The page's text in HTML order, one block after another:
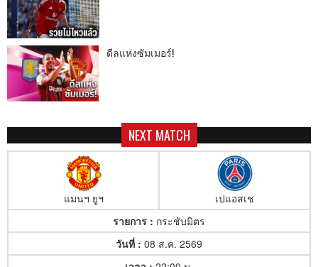
ดีลแห่งซัมเมอร์!
NEXT MATCH
แมนฯ ยูฯ
เปแอสเช
รายการ : กระชับมิตร
วันที่ : 08 ส.ค. 2569